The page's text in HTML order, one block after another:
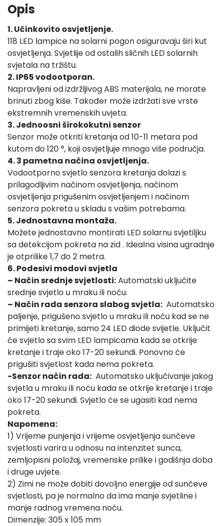
K
M
.
M
.
Opis
1. Učinkovito osvjetljenje.
118 LED lampice na solarni pogon osiguravaju širi kut
osvjetljenja. Svjetlije od ostalih sličnih LED solarnih
svjetala na tržištu.
2. IP65 vodootporan.
Napravljeni od izdržljivog ABS materijala, ne morate
brinuti zbog kiše. Također može izdržati sve vrste
ekstremnih vremenskih uvjeta.
3. Jednoosni širokokutni senzor
Senzor može otkriti kretanja od 10-11 metara pod
kutom do 120 °, koji osvjetljuje mnogo više područja.
4. 3 pametna načina osvjetljenja.
Vodootporno svjetlo senzora kretanja dolazi s
prilagodljivim načinom osvjetljenja, načinom
osvjetljenja prigušenim osvjetljenjem i načinom
senzora pokreta u skladu s vašim potrebama.
5. Jednostavna montaža.
Možete jednostavno montirati LED solarnu svjetiljku
sa detekcijom pokreta na zid . Idealna visina ugradnje
je otprilike 1,7 do 2 metra.
6. Podesivi modovi svjetla
– Način srednje svjetlosti:Automatski uključite
srednje svjetlo u mraku ili noću.
– Način rada senzora slabog svjetla: Automatsko
paljenje, prigušeno svjetlo u mraku ili noću kad se ne
primijeti kretanje, samo 24 LED diode svijetle. Uključit
će svjetlo sa svim LED lampicama kada se otkrije
kretanje i traje oko 17-20 sekundi. Ponovno će
prigušiti svjetlost kada nema pokreta.
-Senzor način rada: Automatsko uključivanje jakog
svjetla u mraku ili noću kada se otkrije kretanje i traje
oko 17-20 sekundi. Svjetlo će se ugasiti kad nema
pokreta.
Napomena:
1) Vrijeme punjenja i vrijeme osvjetljenja sunčeve
svjetlosti varira u odnosu na intenzitet sunca,
zemljopisni položaj, vremenske prilike i godišnja doba
i druge uvjete.
2) Zimi ne može dobiti dovoljno energije od sunčeve
svjetlosti, pa je normalno da ima manje svjetline i
manje radnog vremena noću.
Dimenzije: 305 x 105 mm